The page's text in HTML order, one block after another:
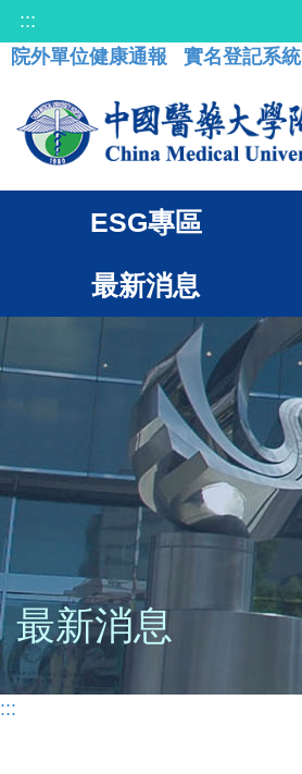
:::
院外單位健康通報
實名登記系統
ESG專區
最新消息
最新消息
:::